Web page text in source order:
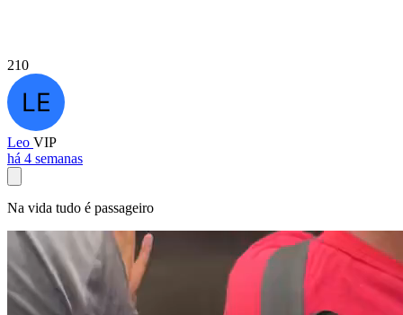
210
Leo VIP
há 4 semanas
Na vida tudo é passageiro